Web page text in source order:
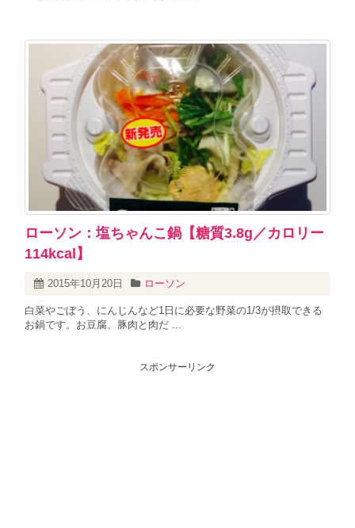
ローソン：塩ちゃんこ鍋【糖質3.8g／カロリー
114kcal】
2015年10月20日 ローソン
白菜やごぼう、にんじんなど1日に必要な野菜の1/3が摂取できる
お鍋です。お豆腐、豚肉と肉だ ...
スポンサーリンク